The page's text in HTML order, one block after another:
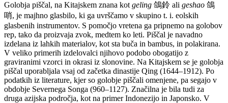
Golobja piščal, na Kitajskem znana kot geling 鴿鈴 ali geshao 鴿
哨, je majhno glasbilo, ki ga uvrščamo v skupino t. i. eolskih
glasbenih instrumentov. S pomočjo vretena ga pripnemo na golobov
rep, tako da proizvaja zvok, medtem ko leti. Piščal je navadno
izdelana iz lahkih materialov, kot sta buča in bambus, in polakirana.
V veliko primerih izdelovalci njihovo podobo obogatijo z
graviranimi vzorci in okrasi iz slonovine. Na Kitajskem se je golobja
piščal uporabljala vsaj od začetka dinastije Qing (1644–1912). Po
podatkih iz literature, kjer so golobje piščali omenjene, pa segajo v
obdobje Severnega Songa (960–1127). Značilna je bila tudi za
druga azijska področja, kot na primer Indonezijo in Japonsko. V